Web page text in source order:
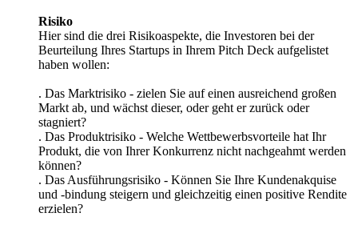
Risiko
Hier sind die drei Risikoaspekte, die Investoren bei der
Beurteilung Ihres Startups in Ihrem Pitch Deck aufgelistet
haben wollen:
. Das Marktrisiko - zielen Sie auf einen ausreichend großen
Markt ab, und wächst dieser, oder geht er zurück oder
stagniert?
. Das Produktrisiko - Welche Wettbewerbsvorteile hat Ihr
Produkt, die von Ihrer Konkurrenz nicht nachgeahmt werden
können?
. Das Ausführungsrisiko - Können Sie Ihre Kundenakquise
und -bindung steigern und gleichzeitig einen positive Rendite
erzielen?